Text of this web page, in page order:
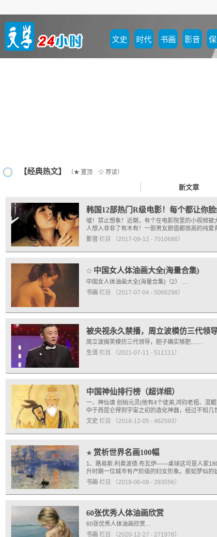
文史 时代 书画 影音
【经典热文】 （★ 置顶 ☆ 荐读）
新文章
韩国12部热门R级电影！每个都让你
嘘！禁止想象！近期，有个在电影院里的小视频
人想入非非了有木有！一部男女颜值都很高的纯
影音 栏目 （2017-09-12 - 7010686）
☆ 中国女人体油画大全(海量合集)
中国女人体油画大全(海量合集)（2） …
书画 栏目 （2017-07-04 - 5066298）
被央视永久禁播，周立波模仿三代领
周立波搞笑模仿三代领导，胆子确实够肥....…
生活 栏目 （2021-07-11 - 511111）
中国神仙排行榜（超详细）
一、神仙谱 创始元灵(他有4个徒弟,鸿钧老祖、混
中于西昆仑得到宇宙之初的造化神器，经过不知
文史 栏目 （2018-12-05 - 462593）
★ 赏析世界名画100幅
1、路易斯.利奥波德.布瓦伊——桌球这可是人家
升时期一位城市有产阶级的妇女形象。那如梦似
书画 栏目 （2019-06-09 - 293556）
60张优秀人体油画欣赏
60张优秀人体油画欣赏…
书画 栏目 （2020-12-27 - 271978）